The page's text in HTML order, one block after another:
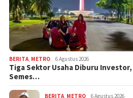
BERITA, METRO 6 Agustus 2026
Tiga Sektor Usaha Diburu Investor,
Semes…
BERITA, METRO 6 Agustus 2026